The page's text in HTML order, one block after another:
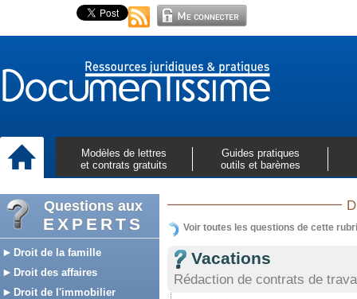
Modèles de lettres
et contrats gratuits
Guides pratiques
outils et barèmes
Questions aux
EXPERTS
Droit de la famille
Droit des affaires
Droit de l'immobilier
Voir toutes les questions de cette
Vacations
Rédaction de contrats de